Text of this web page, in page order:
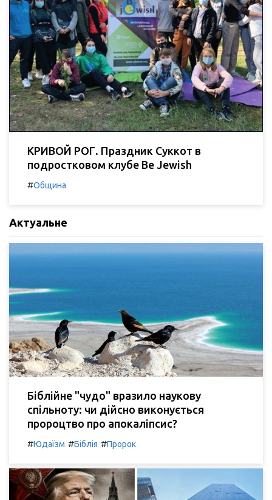
КРИВОЙ РОГ. Праздник Суккот в
подростковом клубе Be Jewish
#Община
Актуальне
Біблійне "чудо" вразило наукову
спільноту: чи дійсно виконується
пророцтво про апокаліпсис?
#Юдаїзм #Біблія #Пророк